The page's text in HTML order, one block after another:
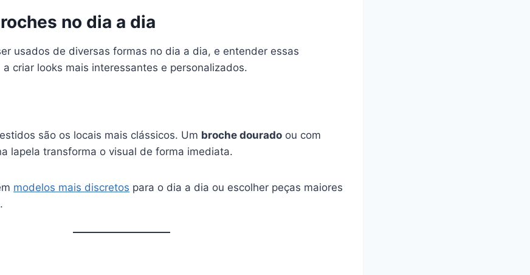
no dia a dia
usados de diversas formas no dia a dia, e entender essas
criar looks mais interessantes e personalizados.
são os locais mais clássicos. Um broche dourado ou com
lapela transforma o visual de forma imediata.
modelos mais discretos para o dia a dia ou escolher peças maiores